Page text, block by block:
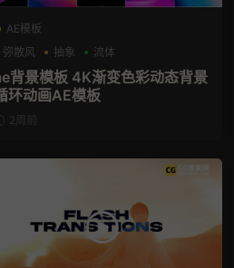
AE模板
弥散风
抽象 流体
背景模板 4K渐变色彩动态背景
环动画AE模板
2周前